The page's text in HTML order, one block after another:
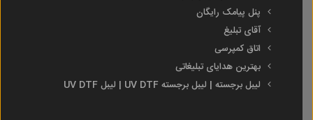
پنل پیامک رایگان
آقای تبلیغ
اتاق کمپرسی
بهترین هدایای تبلیغاتی
لیبل برجسته | لیبل برجسته UV DTF | لیبل UV DTF